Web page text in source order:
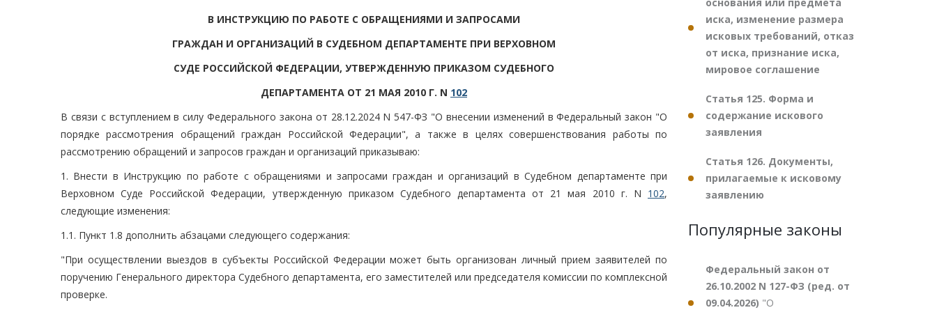
В ИНСТРУКЦИЮ ПО РАБОТЕ С ОБРАЩЕНИЯМИ И ЗАПРОСАМИ
ГРАЖДАН И ОРГАНИЗАЦИЙ В СУДЕБНОМ ДЕПАРТАМЕНТЕ ПРИ ВЕРХОВНОМ
СУДЕ РОССИЙСКОЙ ФЕДЕРАЦИИ, УТВЕРЖДЕННУЮ ПРИКАЗОМ СУДЕБНОГО
ДЕПАРТАМЕНТА ОТ 21 МАЯ 2010 Г. N 102
В связи с вступлением в силу Федерального закона от 28.12.2024 N 547-ФЗ "О внесении изменений в Федеральный закон "О
порядке рассмотрения обращений граждан Российской Федерации", а также в целях совершенствования работы по
рассмотрению обращений и запросов граждан и организаций приказываю:
1. Внести в Инструкцию по работе с обращениями и запросами граждан и организаций в Судебном департаменте при
Верховном Суде Российской Федерации, утвержденную приказом Судебного департамента от 21 мая 2010 г. N 102,
следующие изменения:
1.1. Пункт 1.8 дополнить абзацами следующего содержания:
"При осуществлении выездов в субъекты Российской Федерации может быть организован личный прием заявителей по
поручению Генерального директора Судебного департамента, его заместителей или председателя комиссии по комплексной
проверке.
иска, изменение размера
исковых требований, отказ
от иска, признание иска,
мировое соглашение
Статья 125. Форма и
содержание искового
заявления
Статья 126. Документы,
прилагаемые к исковому
заявлению
Популярные законы
Федеральный закон от
26.10.2002 N 127-ФЗ (ред. от
09.04.2026) "О